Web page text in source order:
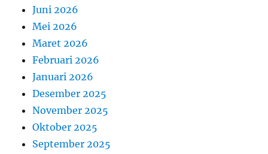
Juni 2026
Mei 2026
Maret 2026
Februari 2026
Januari 2026
Desember 2025
November 2025
Oktober 2025
September 2025